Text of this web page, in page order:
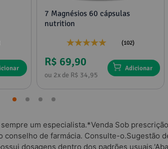
7 Magnésios 60 cápsulas
nutrition
(102)
R$ 69,90
ou 2x de R$ 34,95
Adicionar
um especialista.*Venda Sob
de farmácia. Consulte-o.Sugestão
dosagens dentro dos padrões